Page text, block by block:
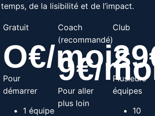
temps, de la lisibilité et de l’impact.
Gratuit
O€/mois
Pour
démarrer
1 équipe
Coach
(recommandé)
9€/
Pour aller
plus loin
Club
Plusieurs
équipes
10